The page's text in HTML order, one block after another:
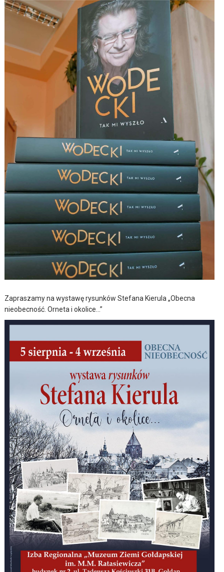
Zapraszamy na wystawę rysunków Stefana Kierula „Obecna
nieobecność. Orneta i okolice…”